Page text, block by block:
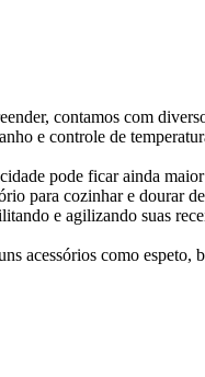
contamos com
e controle de
pode ficar ainda
para cozinhar e dourar
e agilizando suas
acessórios como espeto,